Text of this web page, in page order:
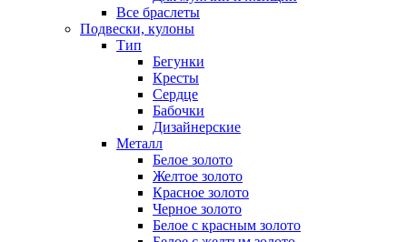
Все браслеты
Подвески, кулоны
Тип
Бегунки
Кресты
Сердце
Бабочки
Дизайнерские
Металл
Белое золото
Желтое золото
Красное золото
Черное золото
Белое с красным золото